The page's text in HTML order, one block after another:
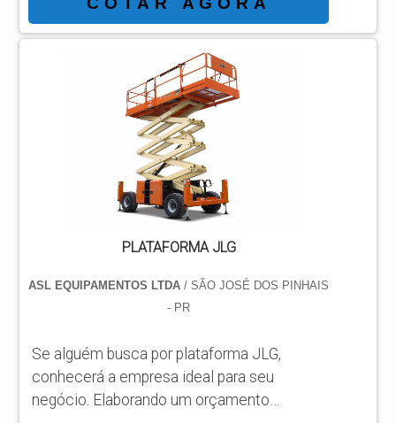
preço justo em um só lugar. MAIS
INFORMAÇÕES INTERESSANTES SOBRE
PLATAFORMA JLG A VENDA Se alguém
busca por plataforma JLG a venda em uma
empresa comprometida com os serviços,
acha o site da ASL Equipamentos. Uma
empresa com alto know-how em
plataformas...
PLATAFORMA JLG
ASL EQUIPAMENTOS LTDA/ SÃO JOSÉ DOS PINHAIS
- PR
Se alguém busca por plataforma JLG,
conhecerá a empresa ideal para seu
negócio. Elaborando um orçamento